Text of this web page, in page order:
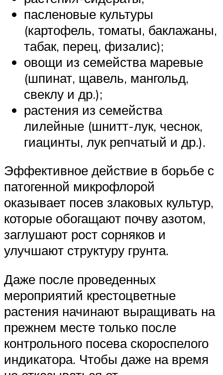
пасленовые культуры
(картофель, томаты, баклажаны,
табак, перец, физалис);
овощи из семейства маревые
(шпинат, щавель, мангольд,
свеклу и др.);
растения из семейства
лилейные (шнитт-лук, чеснок,
гиацинты, лук репчатый и др.).
Эффективное действие в борьбе с
патогенной микрофлорой
оказывает посев злаковых культур,
которые обогащают почву азотом,
заглушают рост сорняков и
улучшают структуру грунта.
Даже после проведенных
мероприятий крестоцветные
растения начинают выращивать на
прежнем месте только после
контрольного посева скороспелого
индикатора. Чтобы даже на время